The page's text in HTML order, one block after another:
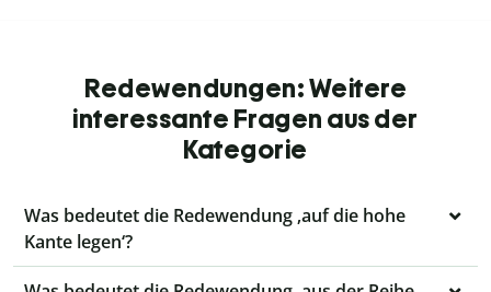
Redewendungen: Weitere
interessante Fragen aus der
Kategorie
Was bedeutet die Redewendung ‚auf die hohe
Kante legen‘?